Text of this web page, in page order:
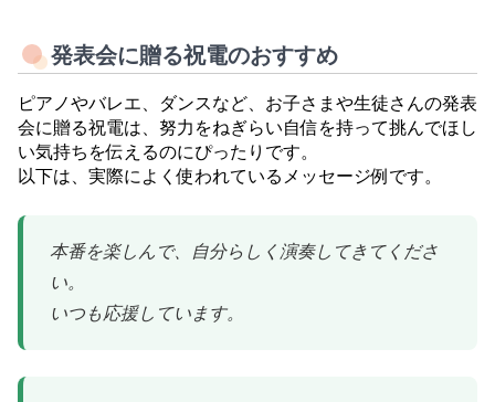
発表会に贈る祝電のおすすめ
ピアノやバレエ、ダンスなど、お子さまや生徒さんの発表
会に贈る祝電は、努力をねぎらい自信を持って挑んでほし
い気持ちを伝えるのにぴったりです。
以下は、実際によく使われているメッセージ例です。
本番を楽しんで、自分らしく演奏してきてくださ
い。
いつも応援しています。